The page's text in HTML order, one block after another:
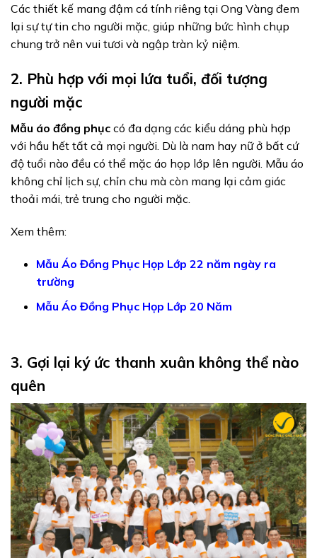
Các thiết kế mang đậm cá tính riêng tại Ong Vàng đem
lại sự tự tin cho người mặc, giúp những bức hình chụp
chung trở nên vui tươi và ngập tràn kỷ niệm.
2. Phù hợp với mọi lứa tuổi, đối tượng
người mặc
Mẫu áo đồng phục có đa dạng các kiểu dáng phù hợp
với hầu hết tất cả mọi người. Dù là nam hay nữ ở bất cứ
độ tuổi nào đều có thể mặc áo họp lớp lên người. Mẫu áo
không chỉ lịch sự, chỉn chu mà còn mang lại cảm giác
thoải mái, trẻ trung cho người mặc.
Xem thêm:
Mẫu Áo Đồng Phục Họp Lớp 22 năm ngày ra
trường
Mẫu Áo Đồng Phục Họp Lớp 20 Năm
3. Gợi lại ký ức thanh xuân không thể nào
quên